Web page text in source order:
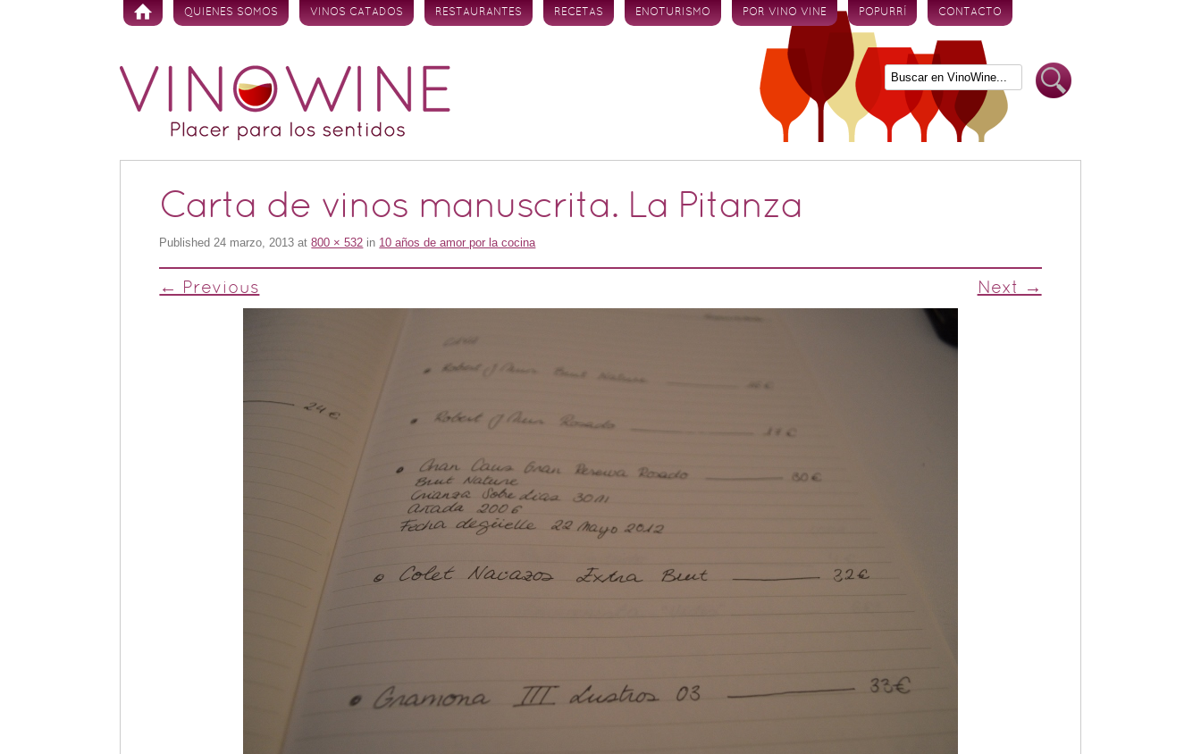
Skip to content
QUIENES SOMOS VINOS CATADOS RESTAURANTES RECETAS ENOTURISMO POR VINO VINE POPURRÍ CONTACTO
Carta de vinos manuscrita. La Pitanza
Published24 marzo, 2013 at800 × 532 in 10 años de amor por la cocina
← Previous Next →